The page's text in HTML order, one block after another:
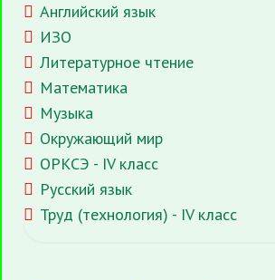
Английский язык
ИЗО
Литературное чтение
Математика
Музыка
Окружающий мир
ОРКСЭ - IV класс
Русский язык
Труд (технология) - IV класс